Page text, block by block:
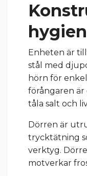
hygien
Enheten är
stål med
hörn för
förångaren
tåla salt och
Dörren är
trycktätning
verktyg.
motverkar